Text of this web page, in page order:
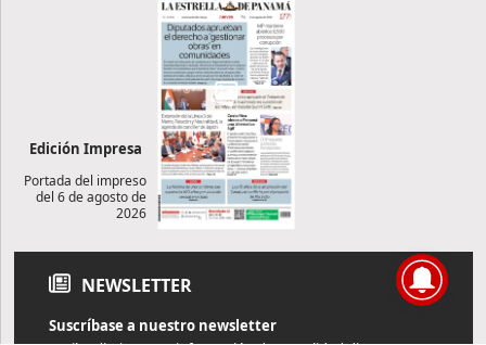
Edición Impresa
Portada del impreso
del 6 de agosto de
2026
NEWSLETTER
Suscríbase a nuestro newsletter